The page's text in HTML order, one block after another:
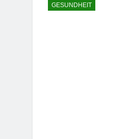
GESUNDHEIT